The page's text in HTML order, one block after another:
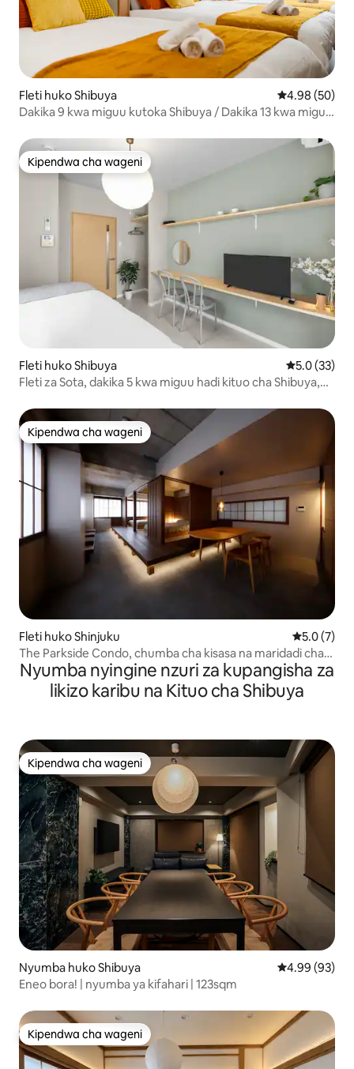
Fleti huko Shibuya Ukadiriaji wa
4.98 (50)
Dakika 9 kwa miguu kutoka Shibuya / Dakika 13 kwa miguu
/ Inafaa pia kwa ukaaji wa muda mrefu
Kipendwa cha wageni
Kipendwa cha wageni
Fleti huko Shibuya Ukadiriaji
5.0 (33)
Fleti za Sota, dakika 5 kwa miguu hadi kituo cha Shibuya,
Kipendwa cha wageni
Kipendwa cha wageni
Fleti huko Shinjuku Ukadiriaji
5.0 (7)
The Parkside Condo, chumba cha kisasa na maridadi cha
ghorofa ya 2
Nyumba nyingine nzuri za kupangisha za
likizo karibu na Kituo cha Shibuya
Kipendwa cha wageni
Kipendwa cha wageni
Nyumba huko Shibuya Ukadiriaji wa
4.99 (93)
Eneo bora! | nyumba ya kifahari | 123sqm
Kipendwa cha wageni
Kipendwa cha wageni